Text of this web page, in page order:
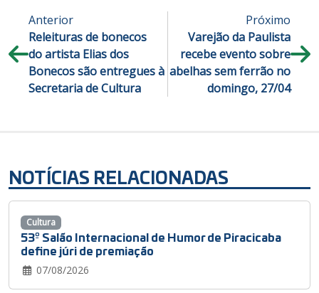
Anterior
Releituras de bonecos
do artista Elias dos
Bonecos são entregues à
Secretaria de Cultura
Próximo
Varejão da Paulista
recebe evento sobre
abelhas sem ferrão no
domingo, 27/04
NOTÍCIAS RELACIONADAS
53º Salão Internacional de Humor de Piracicaba
define júri de premiação
07/08/2026
Cultura